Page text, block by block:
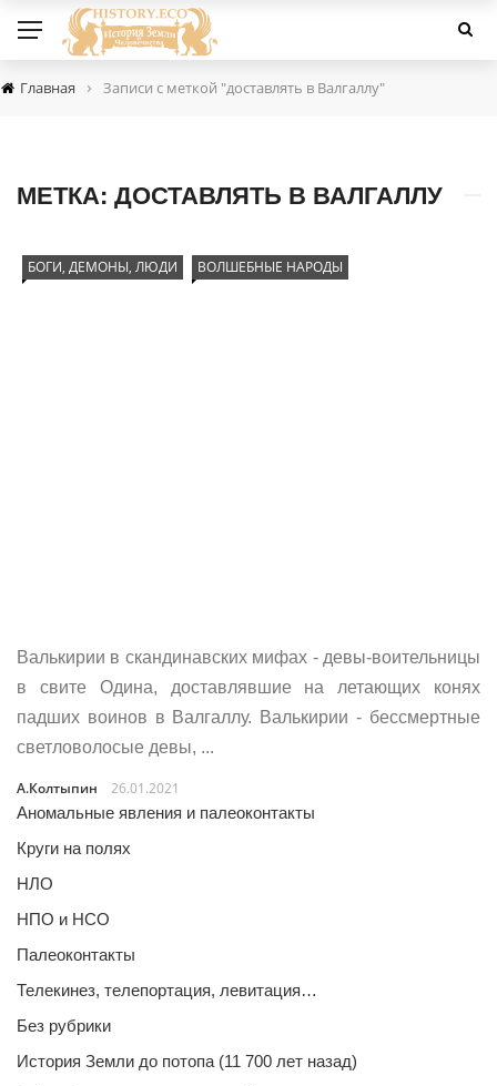
Главная › Записи с меткой "доставлять в Валгаллу"
МЕТКА: ДОСТАВЛЯТЬ В ВАЛГАЛЛУ
БОГИ, ДЕМОНЫ, ЛЮДИ ВОЛШЕБНЫЕ НАРОДЫ
Валькирии в скандинавских мифах - девы-воительницы
в свите Одина, доставлявшие на летающих конях
падших воинов в Валгаллу. Валькирии - бессмертные
светловолосые девы, ...
А.Колтыпин
26.01.2021
Аномальные явления и палеоконтакты
Круги на полях
НЛО
НПО и НСО
Палеоконтакты
Телекинез, телепортация, левитация…
Без рубрики
История Земли до потопа (11 700 лет назад)